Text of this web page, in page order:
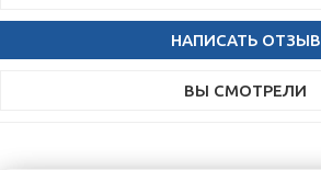
НАПИСАТЬ ОТЗЫВ
ВЫ СМОТРЕЛИ